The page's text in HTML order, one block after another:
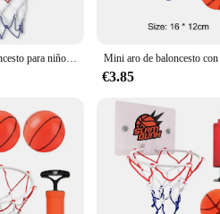
The set comes complete with a
for easy installation on walls,
their sports equipment.
a smooth, consistent rebound that
high-quality materials used in the
and performance, this basketball
Mini aro de baloncesto para niños y adultos, aro de baloncesto pequeño para interior, para puerta, montado en la pared, para habitación, juego deportivo
€3.85